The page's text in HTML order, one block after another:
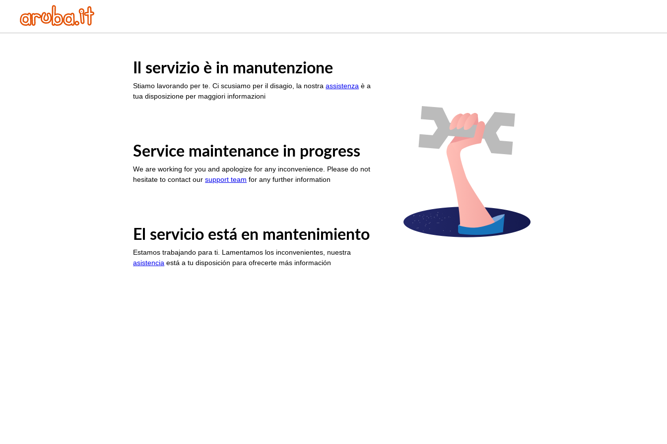
Il servizio è in manutenzione
Stiamo lavorando per te. Ci scusiamo per il disagio, la nostraassistenza è a
tua disposizione per maggiori informazioni
Service maintenance in progress
We are working for you and apologize for any inconvenience. Please do not
hesitate to contact oursupport team for any further information
El servicio está en mantenimiento
Estamos trabajando para ti. Lamentamos los inconvenientes, nuestra
asistencia está a tu disposición para ofrecerte más información